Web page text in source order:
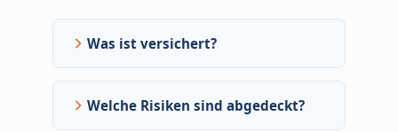
Was ist versichert?
Welche Risiken sind abgedeckt?